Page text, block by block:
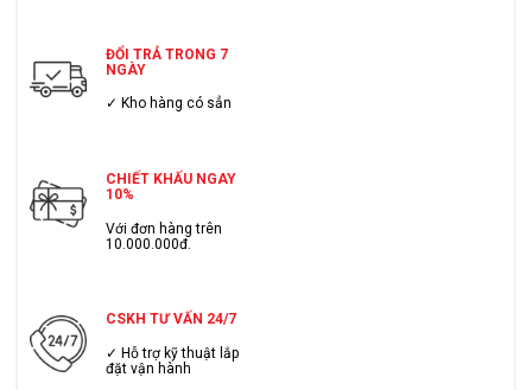
ĐỔI TRẢ TRONG 7
NGÀY
✓ Kho hàng có sẳn
CHIẾT KHẤU NGAY
10%
Với đơn hàng trên
10.000.000đ.
CSKH TƯ VẤN 24/7
✓ Hỗ trợ kỹ thuật lắp
đặt vận hành